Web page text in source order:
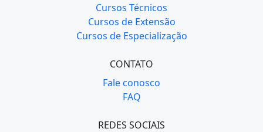
Cursos Técnicos
Cursos de Extensão
Cursos de Especialização
CONTATO
Fale conosco
FAQ
REDES SOCIAIS